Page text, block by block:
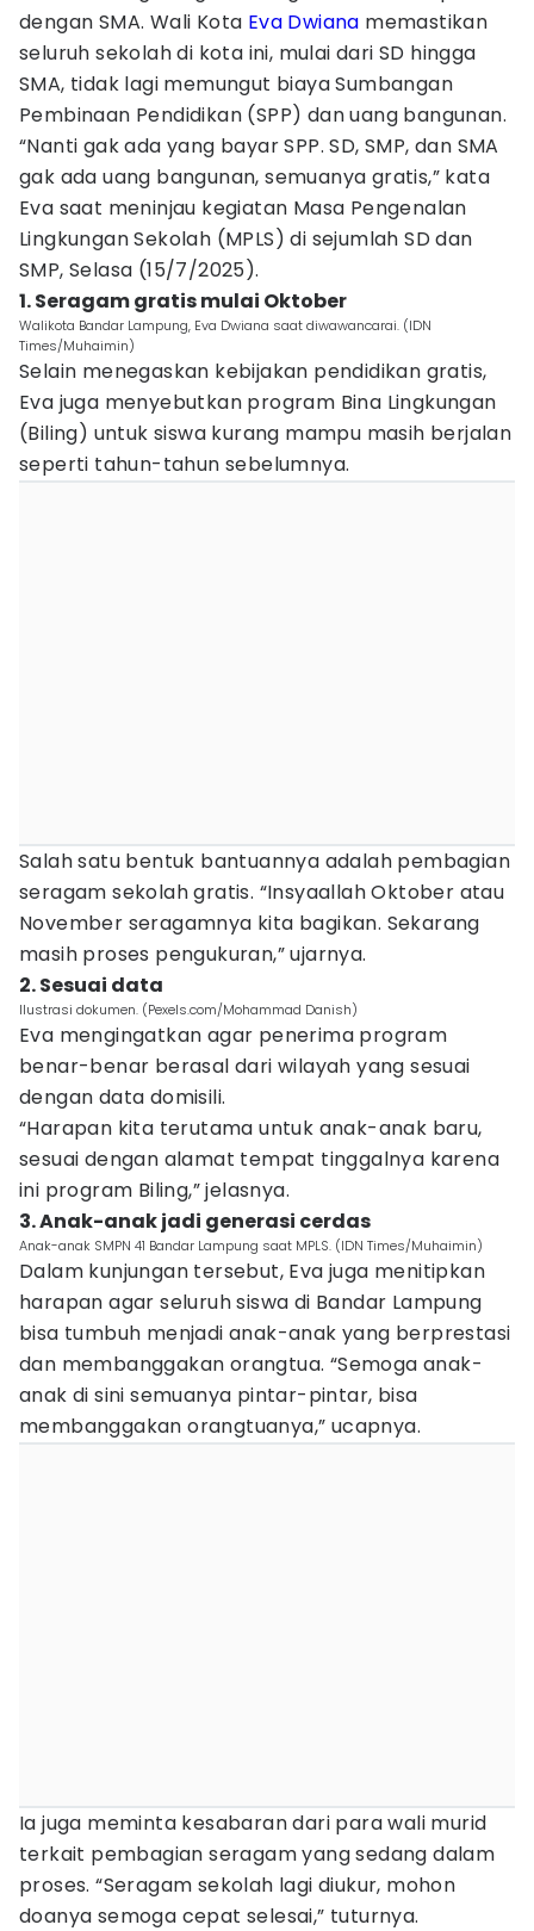
dengan SMA. Wali Kota Eva Dwiana memastikan
seluruh sekolah di kota ini, mulai dari SD hingga
SMA, tidak lagi memungut biaya Sumbangan
Pembinaan Pendidikan (SPP) dan uang bangunan.
“Nanti gak ada yang bayar SPP. SD, SMP, dan SMA
gak ada uang bangunan, semuanya gratis,” kata
Eva saat meninjau kegiatan Masa Pengenalan
Lingkungan Sekolah (MPLS) di sejumlah SD dan
SMP, Selasa (15/7/2025).
1. Seragam gratis mulai Oktober
Walikota Bandar Lampung, Eva Dwiana saat diwawancarai. (IDN
Times/Muhaimin)
Selain menegaskan kebijakan pendidikan gratis,
Eva juga menyebutkan program Bina Lingkungan
(Biling) untuk siswa kurang mampu masih berjalan
seperti tahun-tahun sebelumnya.
Salah satu bentuk bantuannya adalah pembagian
seragam sekolah gratis. “Insyaallah Oktober atau
November seragamnya kita bagikan. Sekarang
masih proses pengukuran,” ujarnya.
2. Sesuai data
Ilustrasi dokumen. (Pexels.com/Mohammad Danish)
Eva mengingatkan agar penerima program
benar-benar berasal dari wilayah yang sesuai
dengan data domisili.
“Harapan kita terutama untuk anak-anak baru,
sesuai dengan alamat tempat tinggalnya karena
ini program Biling,” jelasnya.
3. Anak-anak jadi generasi cerdas
Anak-anak SMPN 41 Bandar Lampung saat MPLS. (IDN Times/Muhaimin)
Dalam kunjungan tersebut, Eva juga menitipkan
harapan agar seluruh siswa di Bandar Lampung
bisa tumbuh menjadi anak-anak yang berprestasi
dan membanggakan orangtua. “Semoga anak-
anak di sini semuanya pintar-pintar, bisa
membanggakan orangtuanya,” ucapnya.
Ia juga meminta kesabaran dari para wali murid
terkait pembagian seragam yang sedang dalam
proses. “Seragam sekolah lagi diukur, mohon
doanya semoga cepat selesai,” tuturnya.